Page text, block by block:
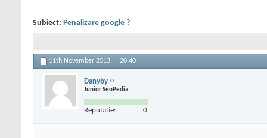
Subiect: Penalizare google ?
11th November 2013, 20:40
Danyby
Junior SeoPedia
Reputatie: 0